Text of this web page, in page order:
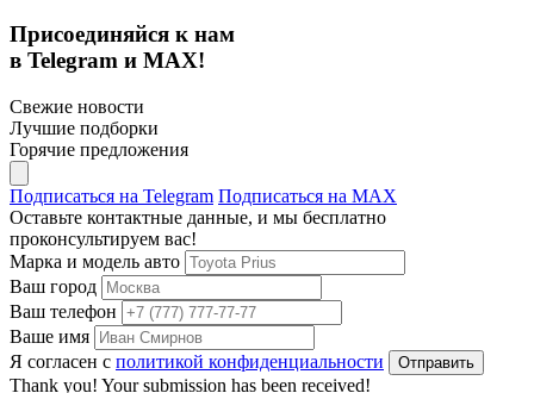
Присоединяйся к нам
в Telegram и MAX!
Свежие новости
Лучшие подборки
Горячие предложения
Подписаться на Telegram Подписаться на MAX
Оставьте контактные данные, и мы бесплатно
проконсультируем вас!
Марка и модель авто
Ваш город
Ваш телефон
Ваше имя
Я согласен с политикой конфиденциальности
Thank you! Your submission has been received!